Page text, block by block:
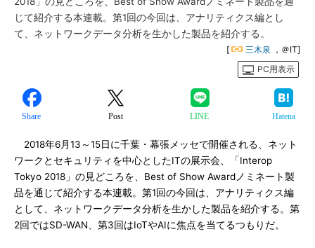
じて紹介する本連載。第1回の今回は、アナリティクス編とし
て、ネットワークデータ分析を生かした製品を紹介する。
[ 三木泉 ，＠IT]
PC用表示
Share Post LINE Hatena
2018年6月13～15日に千葉・幕張メッセで開催される、ネット
ワークとセキュリティを中心としたITの展示会、「Interop
Tokyo 2018」の見どころを、Best of Show Awardノミネート製
品を通じて紹介する本連載。第1回の今回は、アナリティクス編
として、ネットワークデータ分析を生かした製品を紹介する。第
2回ではSD-WAN、第3回はIoTやAIに焦点を当てるつもりだ。